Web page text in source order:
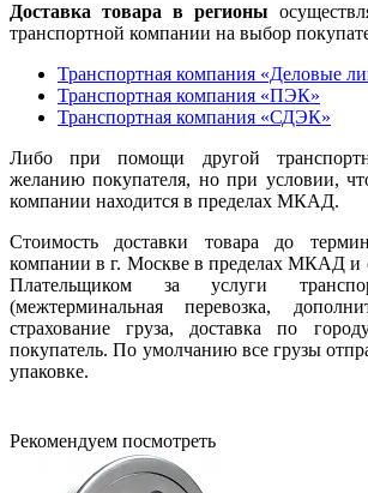
Доставка товара в регионы
транспортной компании на выбор
Транспортная компания «Деловые
Транспортная компания «ПЭК»
Транспортная компания «СДЭК»
Либо при помощи другой
желанию покупателя, но при условии,
компании находится в пределах МКАД.
Стоимость доставки товара до
компании в г. Москве в пределах МКАД и
Плательщиком за услуги
(межтерминальная перевозка,
страхование груза, доставка по
покупатель. По умолчанию все грузы
упаковке.
Рекомендуем посмотреть